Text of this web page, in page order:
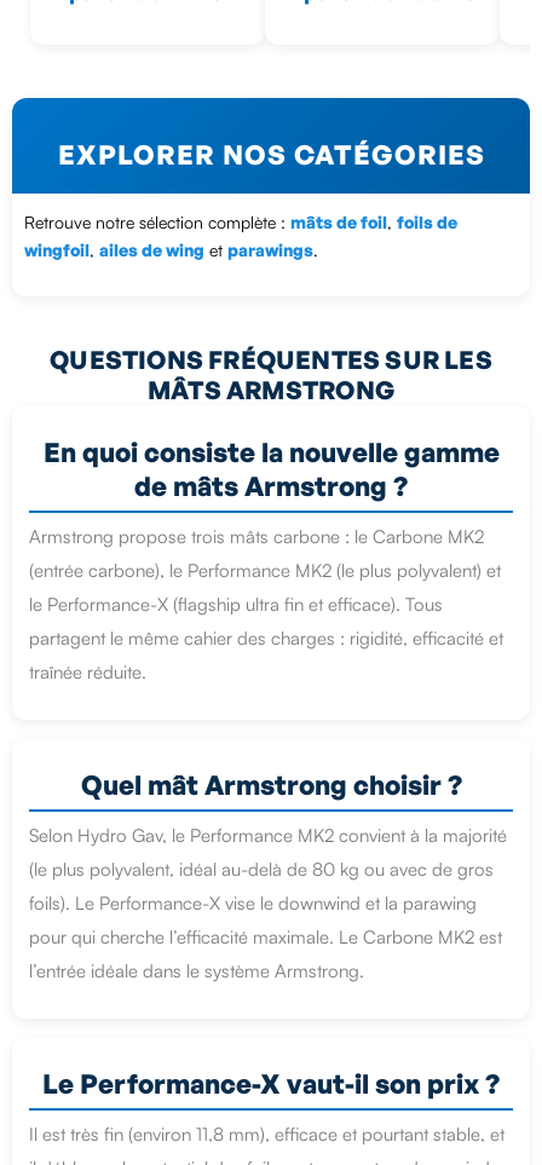
EXPLORER NOS CATÉGORIES
Retrouve notre sélection complète : mâts de foil, foils de
wingfoil, ailes de wing et parawings.
QUESTIONS FRÉQUENTES SUR LES
MÂTS ARMSTRONG
En quoi consiste la nouvelle gamme
de mâts Armstrong ?
Armstrong propose trois mâts carbone : le Carbone MK2
(entrée carbone), le Performance MK2 (le plus polyvalent) et
le Performance-X (flagship ultra fin et efficace). Tous
partagent le même cahier des charges : rigidité, efficacité et
traînée réduite.
Quel mât Armstrong choisir ?
Selon Hydro Gav, le Performance MK2 convient à la majorité
(le plus polyvalent, idéal au-delà de 80 kg ou avec de gros
foils). Le Performance-X vise le downwind et la parawing
pour qui cherche l’efficacité maximale. Le Carbone MK2 est
l’entrée idéale dans le système Armstrong.
Le Performance-X vaut-il son prix ?
Il est très fin (environ 11,8 mm), efficace et pourtant stable, et